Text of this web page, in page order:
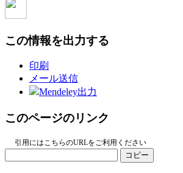
この情報を出力する
印刷
メール送信
Mendeley出力
このページのリンク
引用にはこちらのURLをご利用ください
コピー